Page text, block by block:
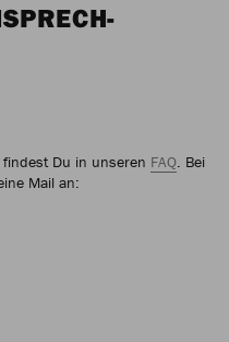
Du in unseren FAQ. Bei
Mail an: